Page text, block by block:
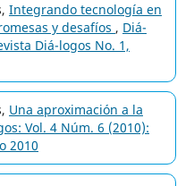
Integrando tecnología en
y desafíos , Diá-
Diá-logos No. 1,
Una aproximación a la
Vol. 4 Núm. 6 (2010):
2010